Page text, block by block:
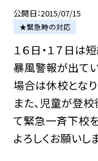
公開日 2015/07/15
★緊急時の対応
１６日・１７日は
暴風警報が出て
場合は休校となり
また、児童が登
て緊急一斉下校を
よろしくお願いし